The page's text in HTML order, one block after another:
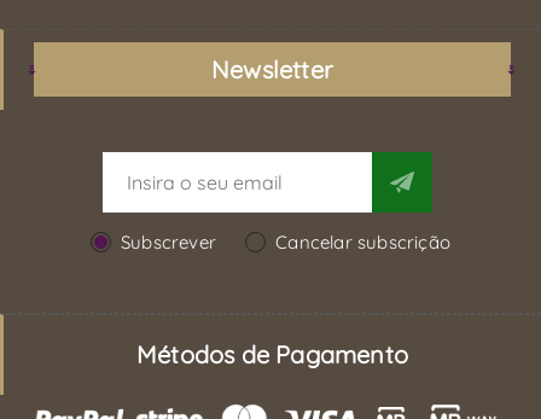
Newsletter
Subscrever Cancelar subscrição
Métodos de Pagamento